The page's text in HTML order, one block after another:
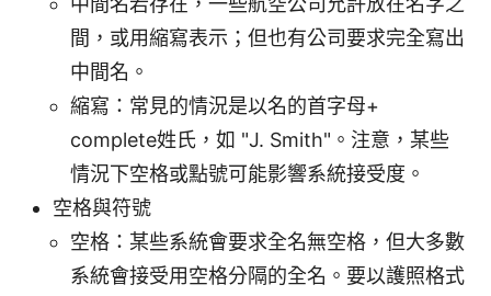
間，或用縮寫表示；但也有公司要求完全寫出
中間名。
縮寫：常見的情況是以名的首字母+
complete姓氏，如 "J. Smith"。注意，某些
情況下空格或點號可能影響系統接受度。
空格與符號
空格：某些系統會要求全名無空格，但大多數
系統會接受用空格分隔的全名。要以護照格式